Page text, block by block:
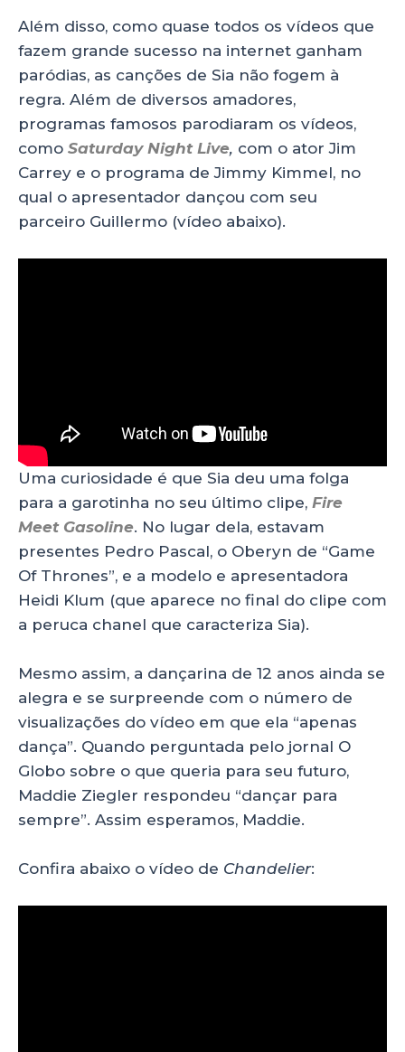
Além disso, como quase todos os vídeos que
fazem grande sucesso na internet ganham
paródias, as canções de Sia não fogem à
regra. Além de diversos amadores,
programas famosos parodiaram os vídeos,
como Saturday Night Live, com o ator Jim
Carrey e o programa de Jimmy Kimmel, no
qual o apresentador dançou com seu
parceiro Guillermo (vídeo abaixo).
Uma curiosidade é que Sia deu uma folga
para a garotinha no seu último clipe, Fire
Meet Gasoline. No lugar dela, estavam
presentes Pedro Pascal, o Oberyn de “Game
Of Thrones”, e a modelo e apresentadora
Heidi Klum (que aparece no final do clipe com
a peruca chanel que caracteriza Sia).
Mesmo assim, a dançarina de 12 anos ainda se
alegra e se surpreende com o número de
visualizações do vídeo em que ela “apenas
dança”. Quando perguntada pelo jornal O
Globo sobre o que queria para seu futuro,
Maddie Ziegler respondeu “dançar para
sempre”. Assim esperamos, Maddie.
Confira abaixo o vídeo de Chandelier: